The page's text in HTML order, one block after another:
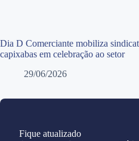
Dia D Comerciante mobiliza
capixabas em celebração ao setor
29/06/2026
Fique atualizado